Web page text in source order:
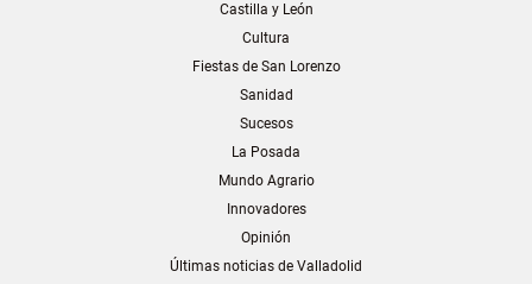
Castilla y León
Cultura
Fiestas de San Lorenzo
Sanidad
Sucesos
La Posada
Mundo Agrario
Innovadores
Opinión
Últimas noticias de Valladolid